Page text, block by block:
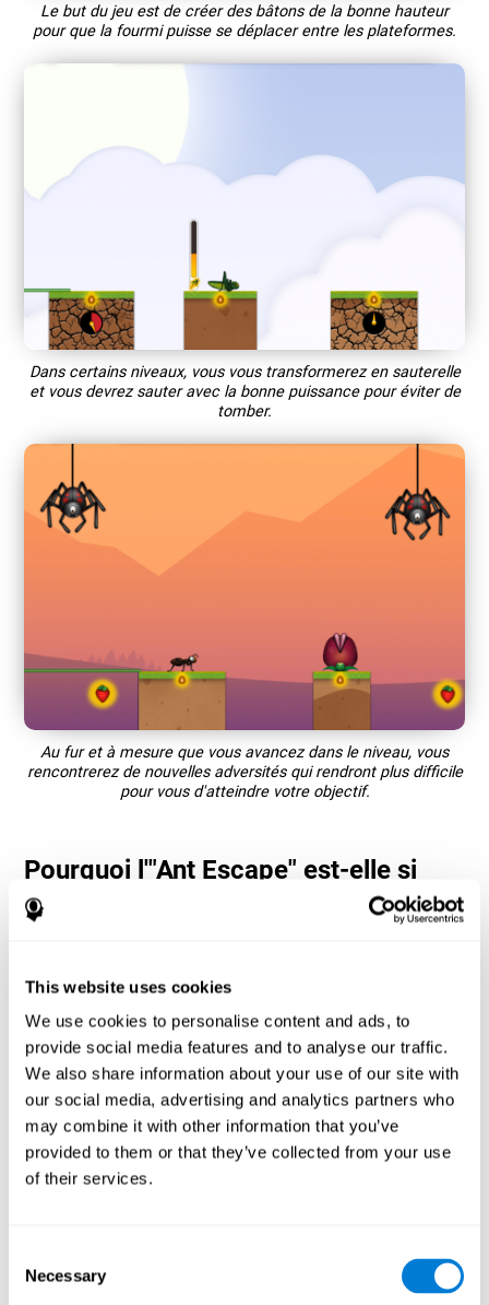
This website uses cookies
We use cookies to personalise content and ads, to
provide social media features and to analyse our traffic.
We also share information about your use of our site with
our social media, advertising and analytics partners who
may combine it with other information that you’ve
provided to them or that they’ve collected from your use
of their services.
Selection
Necessary
Le but du jeu est de créer des bâtons de la bonne hauteur
pour que la fourmi puisse se déplacer entre les plateformes.
Dans certains niveaux, vous vous transformerez en sauterelle
et vous devrez sauter avec la bonne puissance pour éviter de
tomber.
Au fur et à mesure que vous avancez dans le niveau, vous
rencontrerez de nouvelles adversités qui rendront plus difficile
pour vous d'atteindre votre objectif.
Pourquoi l'"Ant Escape" est-elle si
populaire ? - Histoire
l'objectif. Les neuropsychologues et les concepteurs de CogniFit
se sont inspirés des jeux classiques de Nintendo pour créer ce jeu.
L'utilisateur doit penser différemment et calculer chaque
mouvement aussi vite que possible pour atteindre la fourmilière.
Préparez-vous à essayer l'un des jeux les plus amusants de
CogniFit, plein d'obstacles et de défis.
Comment le jeu d'esprit "Ant Escape"
améliore-t-il mes capacités
cognitives ?
aider les circuits neuronaux à se réorganiser et à récupérer les
fonctions cognitives affaiblies ou endommagées.